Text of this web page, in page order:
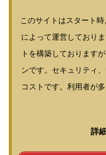
このサイトはスタート時
によって運営しており
トを構築しております
ンです。セキュリティ
コストです。利用者が
詳